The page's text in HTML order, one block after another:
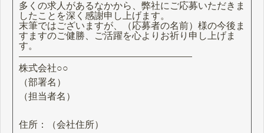
多くの求人があるなかから、弊社にご応募いただきま
したことを深く感謝申し上げます。
末筆ではございますが、（応募者の名前）様の今後ま
すますのご健勝、ご活躍を心よりお祈り申し上げま
す。
―――――――――――――――――――――
株式会社○○
（部署名）
（担当者名）
住所：（会社住所）